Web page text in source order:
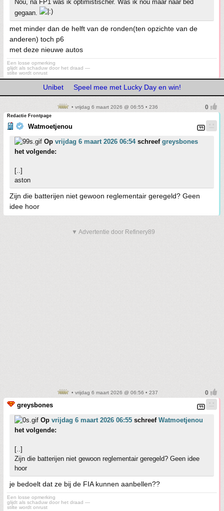
Nou, na FP1 was ik optimistischer. Was ik nou maar naar bed
gegaan.
met minder dan de helft van de ronden(ten opzichte van de
anderen) toch p6
met deze nieuwe autos
Een losse opmerking
glijdt als schaduw door het draad —
stilte wordt onrust
Unibet Speel mee met Lucky Day en win!
• vrijdag 6 maart 2026 @ 06:55 • 236
Redactie Frontpage
Watmoetjenou
Op vrijdag 6 maart 2026 06:54schreef greysbones
het volgende:
[..]
aston
Zijn die batterijen niet gewoon reglementair geregeld? Geen
idee hoor
▼ Advertentie door Refinery89
• vrijdag 6 maart 2026 @ 06:56 • 237
greysbones
Op vrijdag 6 maart 2026 06:55 schreef Watmoetjenou
het volgende:
[..]
Zijn die batterijen niet gewoon reglementair geregeld? Geen idee
hoor
je bedoelt dat ze bij de FIA kunnen aanbellen??
Een losse opmerking
glijdt als schaduw door het draad —
stilte wordt onrust